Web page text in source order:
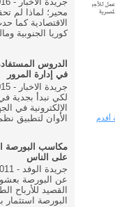
أقدم
محير؛ لماذا لم
الاقتصادية كما
كوريا الجنوبية
الدروس
في إدارة المرور
لكي نبدأ بجدية
الإلكترونية في
الأوان لتطبيق
مكاسب البورصة
على الناس
عن البورصة
القصيد للأرباح
البورصة